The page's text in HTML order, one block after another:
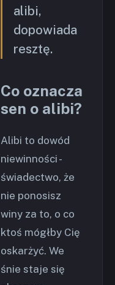
alibi,
dopowiada
resztę.
Co oznacza
sen o alibi?
Alibi to dowód
niewinności -
świadectwo, że
nie ponosisz
winy za to, o co
ktoś mógłby Cię
oskarżyć. We
śnie staje się